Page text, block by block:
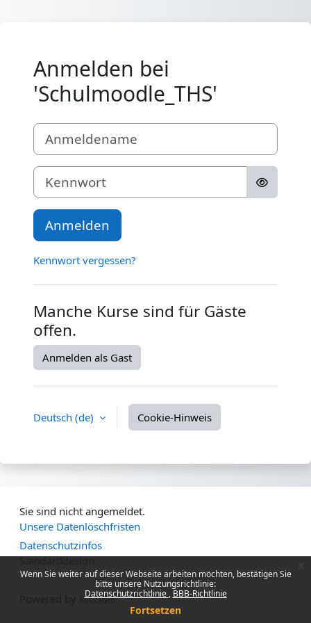
Wenn Sie weiter auf dieser Webseite arbeiten möchten, bestätigen Sie
bitte unsere Nutzungsrichtlinie:
Datenschutzrichtlinie BBB-Richtlinie
Fortsetzen
Anmelden bei
'Schulmoodle_THS'
Anmeldename
Kennwort
Anmelden
Kennwort vergessen?
Manche Kurse sind für Gäste
offen.
Anmelden als Gast
Deutsch ‎(de)‎ Cookie-Hinweis
Sie sind nicht angemeldet.
Unsere Datenlöschfristen
Datenschutzinfos
Standarddesign
Moodle